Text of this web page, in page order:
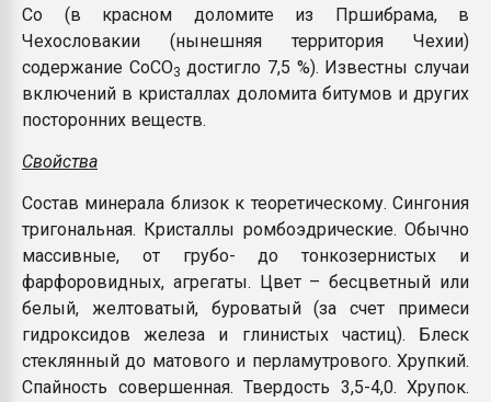
Co (в красном доломите из Пршибрама, в
Чехословакии (нынешняя территория Чехии)
содержание CoCO3 достигло 7,5 %). Известны случаи
включений в кристаллах доломита битумов и других
посторонних веществ.
Свойства
Состав минерала близок к теоретическому. Сингония
тригональная. Кристаллы ромбоэдрические. Обычно
массивные, от грубо- до тонкозернистых и
фарфоровидных, агрегаты. Цвет – бесцветный или
белый, желтоватый, буроватый (за счет примеси
гидроксидов железа и глинистых частиц). Блеск
стеклянный до матового и перламутрового. Хрупкий.
Спайность совершенная. Твердость 3,5-4,0. Хрупок.